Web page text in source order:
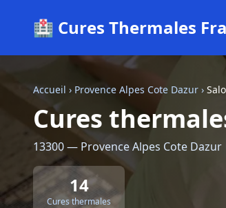
🏥 Cures Thermales
Accueil › Provence Alpes Cote Dazur ›
Cures
13300 — Provence Alpes Cote Dazur
14
Cures thermales